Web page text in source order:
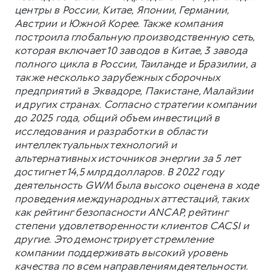
центры в России, Китае, Японии, Германии,
Австрии и Южной Корее. Также компания
построила глобальную производственную сеть,
которая включает 10 заводов в Китае, 3 завода
полного цикла в России, Таиланде и Бразилии, а
также несколько зарубежных сборочных
предприятий в Эквадоре, Пакистане, Малайзии
и других странах. Согласно стратегии компании
до 2025 года, общий объем инвестиций в
исследования и разработки в области
интеллектуальных технологий и
альтернативных источников энергии за 5 лет
достигнет 14,5 млрд долларов. В 2022 году
деятельность GWM была высоко оценена в ходе
проведения международных аттестаций, таких
как рейтинг безопасности ANCAP, рейтинг
степени удовлетворенности клиентов CACSI и
другие. Это демонстрирует стремление
компании поддерживать высокий уровень
качества по всем направлениям деятельности.